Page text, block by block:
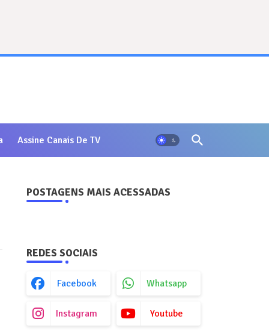
Assine Canais De TV
POSTAGENS MAIS ACESSADAS
REDES SOCIAIS
Facebook Whatsapp
Instagram Youtube